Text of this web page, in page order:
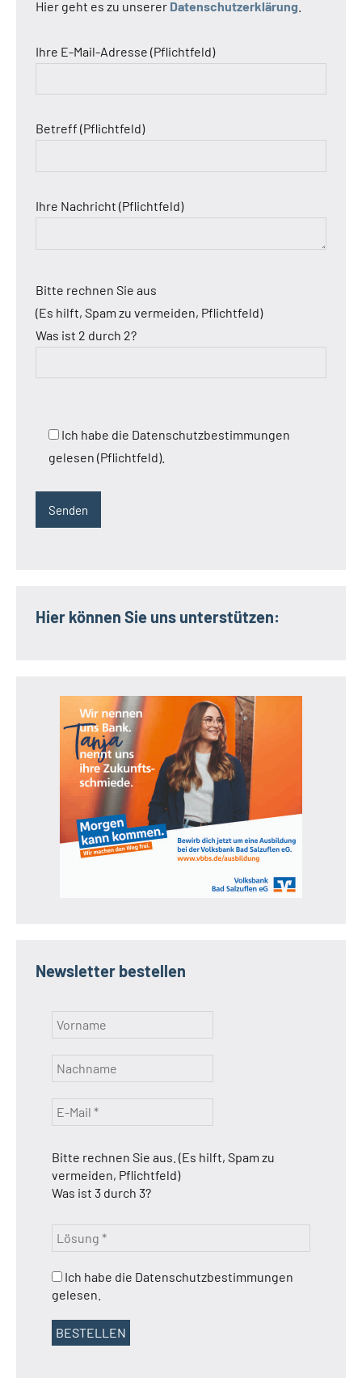
Hier geht es zu unserer Datenschutzerklärung
Ihre E-Mail-Adresse (Pflichtfeld)
Betreff (Pflichtfeld)
Ihre Nachricht (Pflichtfeld)
Bitte rechnen Sie aus
(Es hilft, Spam zu vermeiden, Pflichtfeld)
Was ist 2 durch 2?
Ich habe die Datenschutzbestimmungen
gelesen (Pflichtfeld).
Hier können Sie uns unterstützen:
Newsletter bestellen
Bitte rechnen Sie aus. (Es hilft, Spam zu
vermeiden, Pflichtfeld)
Was ist 3 durch 3?
Ich habe die Datenschutzbestimmungen
gelesen.